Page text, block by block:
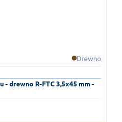
Drewno
drewno R-FTC 3,5x45 mm -